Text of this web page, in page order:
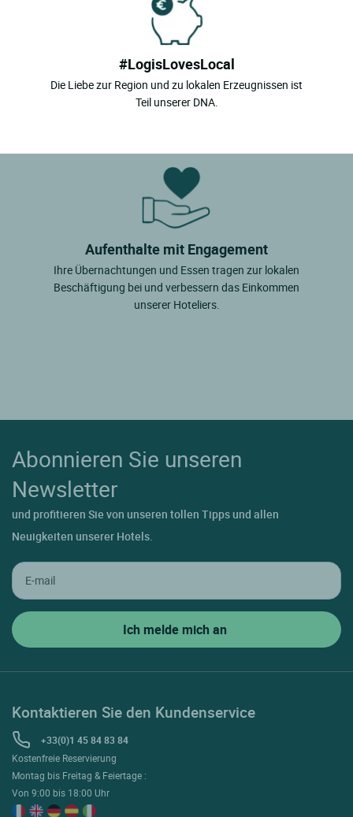
#LogisLovesLocal
Die Liebe zur Region und zu lokalen Erzeugnissen ist
Teil unserer DNA.
Aufenthalte mit Engagement
Ihre Übernachtungen und Essen tragen zur lokalen
Beschäftigung bei und verbessern das Einkommen
unserer Hoteliers.
Abonnieren Sie unseren
Newsletter
und profitieren Sie von unseren tollen Tipps und allen
Neuigkeiten unserer Hotels.
Kontaktieren Sie den Kundenservice
+33(0)1 45 84 83 84
Kostenfreie Reservierung
Montag bis Freitag & Feiertage :
Von 9:00 bis 18:00 Uhr